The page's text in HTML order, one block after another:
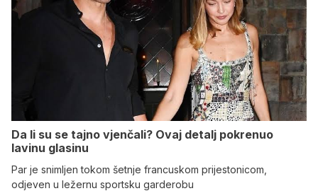
Da li su se tajno vjenčali? Ovaj detalj pokrenuo
lavinu glasinu
Par je snimljen tokom šetnje francuskom prijestonicom,
odjeven u ležernu sportsku garderobu